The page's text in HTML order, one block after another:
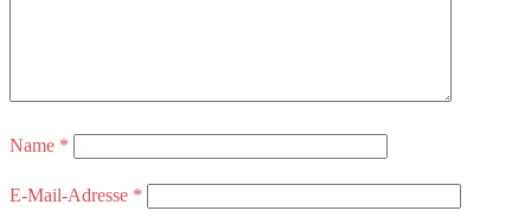
Name *
E-Mail-Adresse *